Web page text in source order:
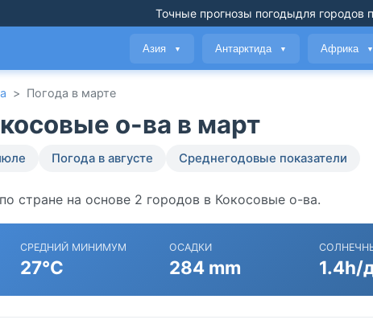
Точные прогнозы погодыдля городов
Азия ▼ Антарктида ▼ Африка ▼
> Погода в марте
о-ва в март
Погода в августе Среднегодовые показатели
стране на основе 2 городов в Кокосовые о-ва.
СРЕДНИЙ МИНИМУМ
27°C
ОСАДКИ
284 mm 1.4h/